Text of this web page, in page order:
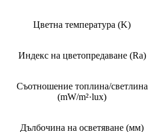
Цветна температура (K)
Индекс на цветопредаване (Ra)
Съотношение топлина/светлина
(mW/m²·lux)
Дълбочина на осветяване (мм)